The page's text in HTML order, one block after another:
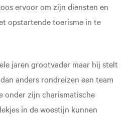
ervoor om zijn diensten en
opstartende toerisme in te
jaren grootvader maar hij stelt
anders rondreizen een team
onder zijn charismatische
in de woestijn kunnen